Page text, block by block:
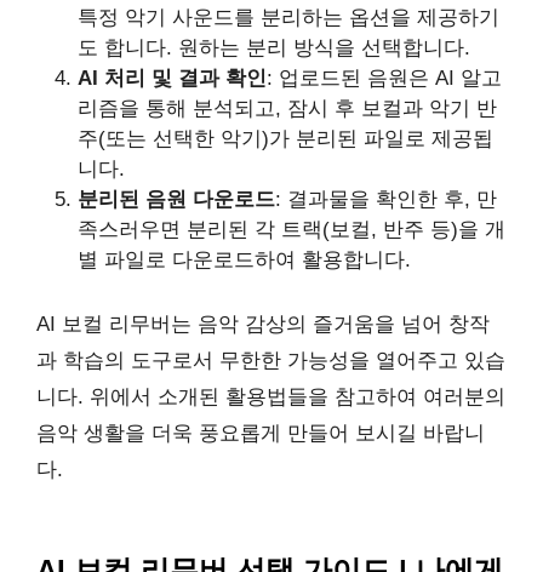
특정 악기 사운드를 분리하는 옵션을 제공하기
도 합니다. 원하는 분리 방식을 선택합니다.
AI 처리 및 결과 확인: 업로드된 음원은 AI 알고
리즘을 통해 분석되고, 잠시 후 보컬과 악기 반
주(또는 선택한 악기)가 분리된 파일로 제공됩
니다.
분리된 음원 다운로드: 결과물을 확인한 후, 만
족스러우면 분리된 각 트랙(보컬, 반주 등)을 개
별 파일로 다운로드하여 활용합니다.
AI 보컬 리무버는 음악 감상의 즐거움을 넘어 창작
과 학습의 도구로서 무한한 가능성을 열어주고 있습
니다. 위에서 소개된 활용법들을 참고하여 여러분의
음악 생활을 더욱 풍요롭게 만들어 보시길 바랍니
다.